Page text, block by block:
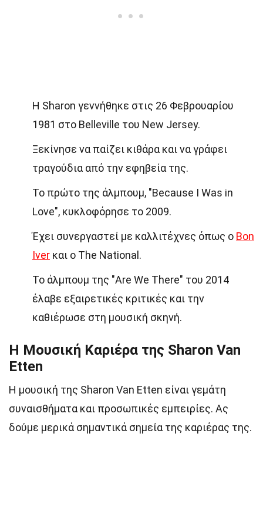
Η Sharon γεννήθηκε στις 26 Φεβρουαρίου
1981 στο Belleville του New Jersey.
Ξεκίνησε να παίζει κιθάρα και να γράφει
τραγούδια από την εφηβεία της.
Το πρώτο της άλμπουμ, "Because I Was in
Love", κυκλοφόρησε το 2009.
Έχει συνεργαστεί με καλλιτέχνες όπως ο Bon
Iver και ο The National.
Το άλμπουμ της "Are We There" του 2014
έλαβε εξαιρετικές κριτικές και την
καθιέρωσε στη μουσική σκηνή.
Η Μουσική Καριέρα της Sharon Van
Etten
Η μουσική της Sharon Van Etten είναι γεμάτη
συναισθήματα και προσωπικές εμπειρίες. Ας
δούμε μερικά σημαντικά σημεία της καριέρας της.